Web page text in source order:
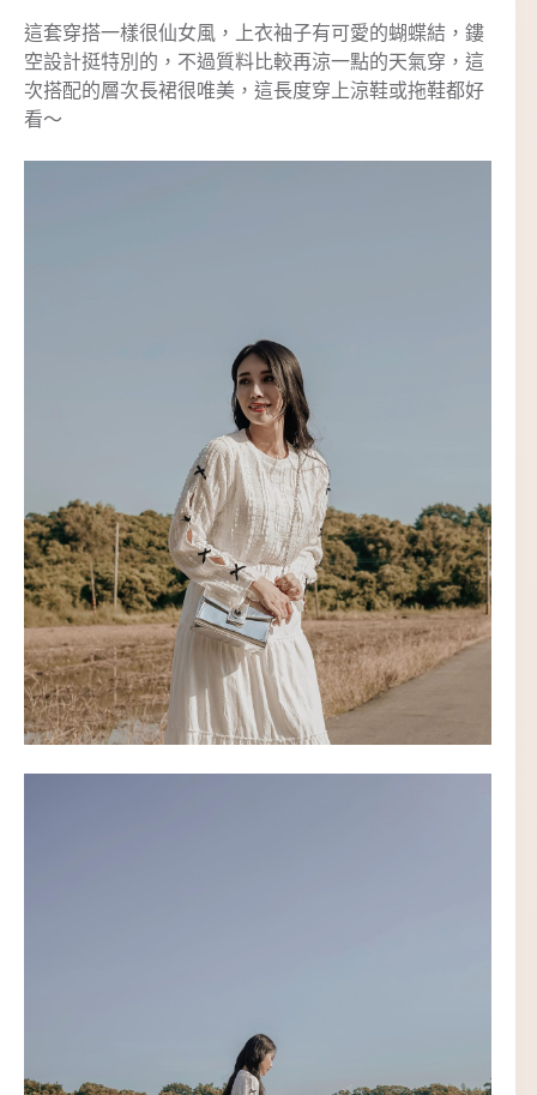
這套穿搭一樣很仙女風，上衣袖子有可愛的蝴蝶結，鏤
空設計挺特別的，不過質料比較再涼一點的天氣穿，這
次搭配的層次長裙很唯美，這長度穿上涼鞋或拖鞋都好
看～